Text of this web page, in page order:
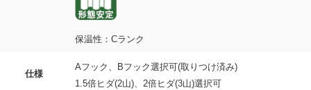
保温性：Cランク
仕様
Aフック、Bフック選択可(取りつけ済み)
1.5倍ヒダ(2山)、2倍ヒダ(3山)選択可